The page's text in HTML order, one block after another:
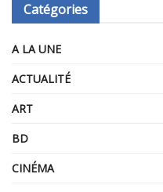
Catégories
A LA UNE
ACTUALITÉ
ART
BD
CINÉMA